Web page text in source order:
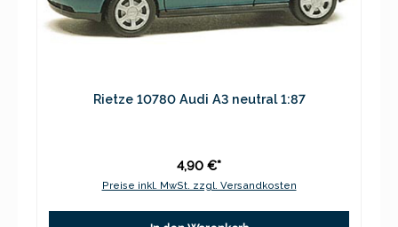
Rietze 10780 Audi A3 neutral 1:87
4,90 €*
Preise inkl. MwSt. zzgl. Versandkosten